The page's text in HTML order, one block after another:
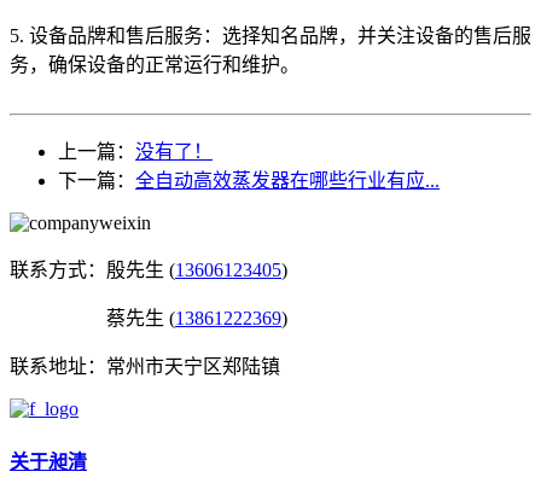
5. 设备品牌和售后服务：选择知名品牌，并关注设备的售后服
务，确保设备的正常运行和维护。
上一篇： 没有了！
下一篇： 全自动高效蒸发器在哪些行业有应...
联系方式： 殷先生 (13606123405)
蔡先生 (13861222369)
联系地址： 常州市天宁区郑陆镇
关于昶清